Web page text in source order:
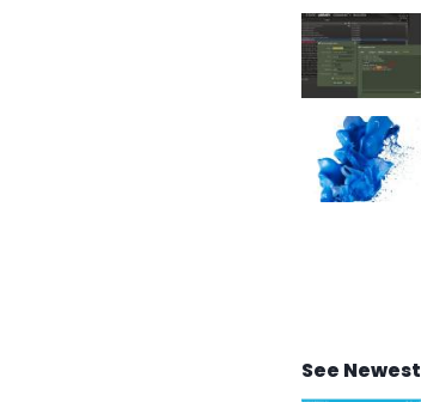
See Newest